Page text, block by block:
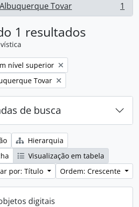
Tovar
1
1 resultados
nível superior
Tovar
de busca
Hierarquia
Visualização em tabela
por: Título
Ordem: Crescente
digitais